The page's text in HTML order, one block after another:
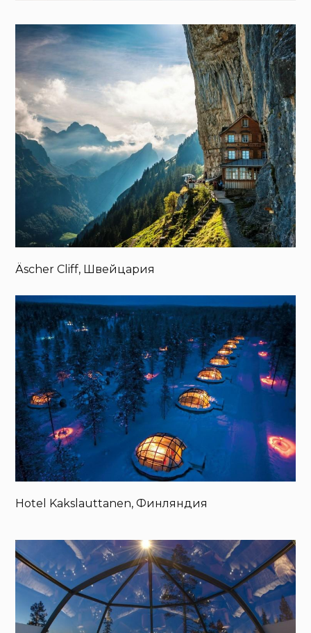
Äscher Cliff, Швейцария
Hotel Kakslauttanen, Финляндия